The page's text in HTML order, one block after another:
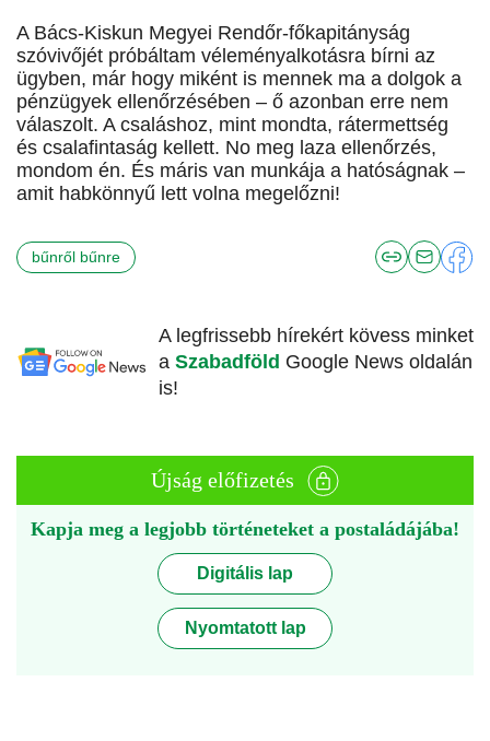
A Bács-Kiskun Megyei Rendőr-főkapitányság
szóvivőjét próbáltam véleményalkotásra bírni az
ügyben, már hogy miként is mennek ma a dolgok a
pénzügyek ellenőrzésében – ő azonban erre nem
válaszolt. A csaláshoz, mint mondta, rátermettség
és csalafintaság kellett. No meg laza ellenőrzés,
mondom én. És máris van munkája a hatóságnak –
amit habkönnyű lett volna megelőzni!
bűnről bűnre
A legfrissebb hírekért kövess minket
a Szabadföld Google News oldalán
is!
Újság előfizetés
Kapja meg a legjobb történeteket a postaládájába!
Digitális lap
Nyomtatott lap